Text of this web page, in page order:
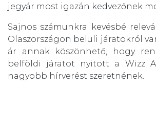
jegyár most igazán kedvezőnek
Sajnos számunkra kevésbé
Olaszországon belüli járatokról
ár annak köszönhető, hogy
belföldi járatot nyitott a Wizz
nagyobb hírverést szeretnének.